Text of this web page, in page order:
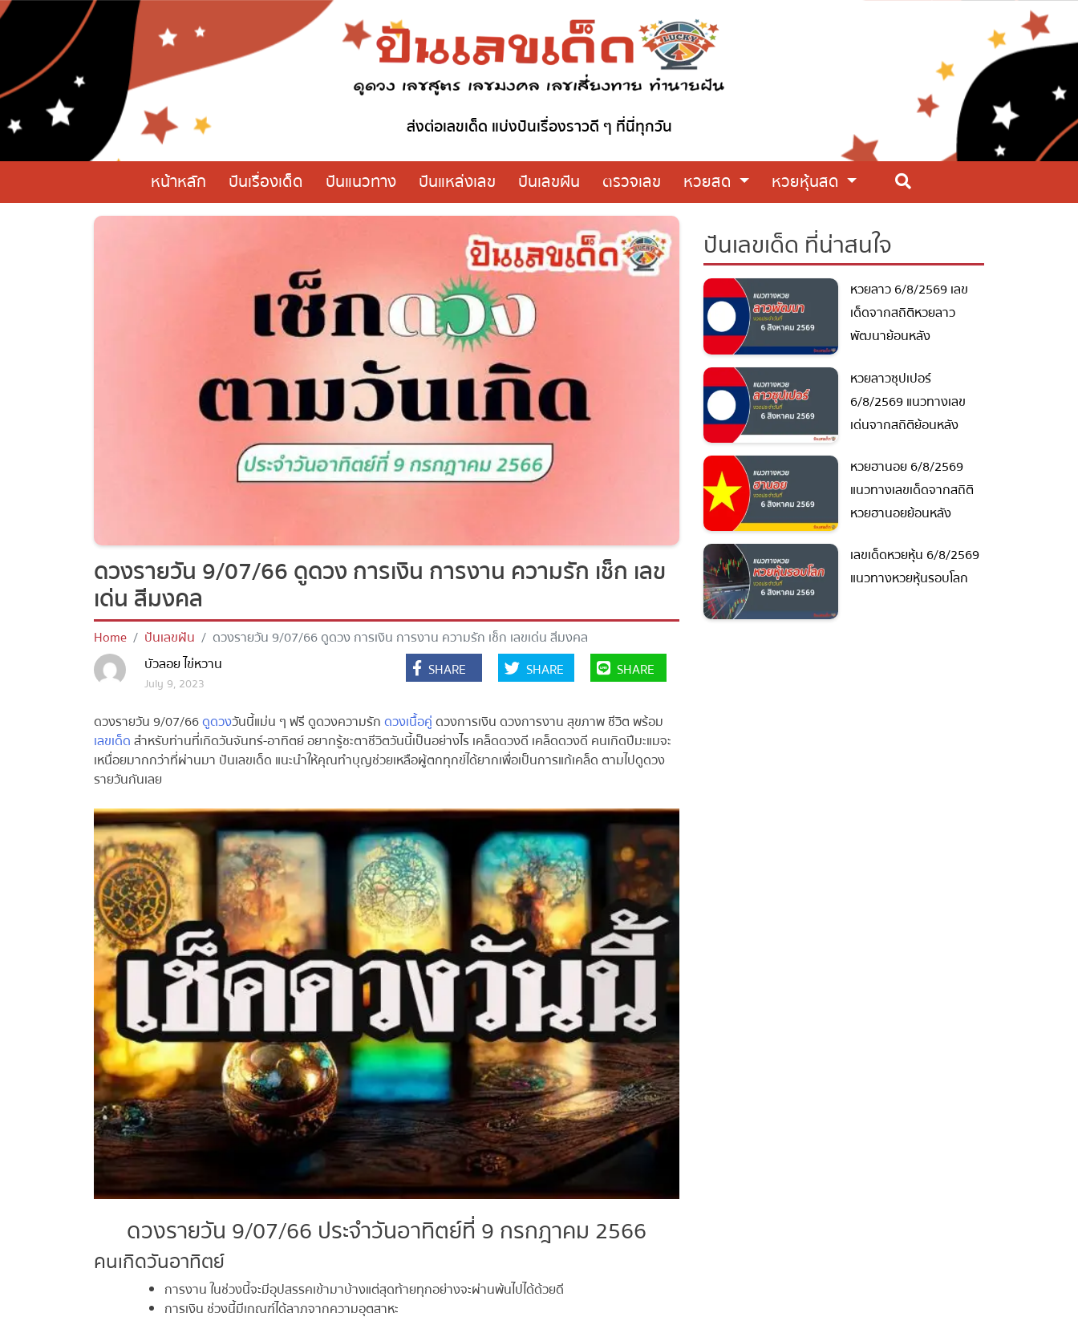
ส่งต่อเลขเด็ด แบ่งปันเรื่องราวดี ๆ ที่นี่ทุกวัน
หน้าหลัก ปันเรื่องเด็ด ปันแนวทาง ปันแหล่งเลข ปันเลขฝัน ตรวจเลข หวยสด หวยหุ้นสด
ดวงรายวัน 9/07/66 ดูดวง การเงิน การงาน ความรัก เช็ก เลข
เด่น สีมงคล
Home ปันเลขฝัน
ดวงรายวัน 9/07/66 ดูดวง การเงิน การงาน ความรัก เช็ก เลขเด่น สีมงคล
บัวลอย ไข่หวาน
July 9, 2023
SHARE SHARE SHARE
ดวงรายวัน 9/07/66ดูดวงวันนี้แม่น ๆ ฟรี ดูดวงความรักดวงเนื้อคู่ดวงการเงิน ดวงการงาน สุขภาพ ชีวิต พร้อม
เลขเด็ดสำหรับท่านที่เกิดวันจันทร์-อาทิตย์ อยากรู้ชะตาชีวิตวันนี้เป็นอย่างไร เคล็ดดวงดี เคล็ดดวงดี คนเกิดปีมะแมจะ
เหนื่อยมากกว่าที่ผ่านมา ปันเลขเด็ด แนะนำให้คุณทำบุญช่วยเหลือผู้ตกทุกข์ได้ยากเพื่อเป็นการแก้เคล็ด ตามไปดูดวง
รายวันกันเลย
ดวงรายวัน 9/07/66 ประจำวันอาทิตย์ที่ 9 กรกฎาคม 2566
คนเกิดวันอาทิตย์
การงาน ในช่วงนี้จะมีอุปสรรคเข้ามาบ้างแต่สุดท้ายทุกอย่างจะผ่านพ้นไปได้ด้วยดี
การเงิน ช่วงนี้มีเกณฑ์ได้ลาภจากความอุตสาหะ
ปันเลขเด็ด ที่น่าสนใจ
หวยลาว 6/8/2569 เลข
เด็ดจากสถิติหวยลาว
พัฒนาย้อนหลัง
หวยลาวซุปเปอร์
6/8/2569 แนวทางเลข
เด่นจากสถิติย้อนหลัง
หวยฮานอย 6/8/2569
แนวทางเลขเด็ดจากสถิติ
หวยฮานอยย้อนหลัง
เลขเด็ดหวยหุ้น 6/8/2569
แนวทางหวยหุ้นรอบโลก